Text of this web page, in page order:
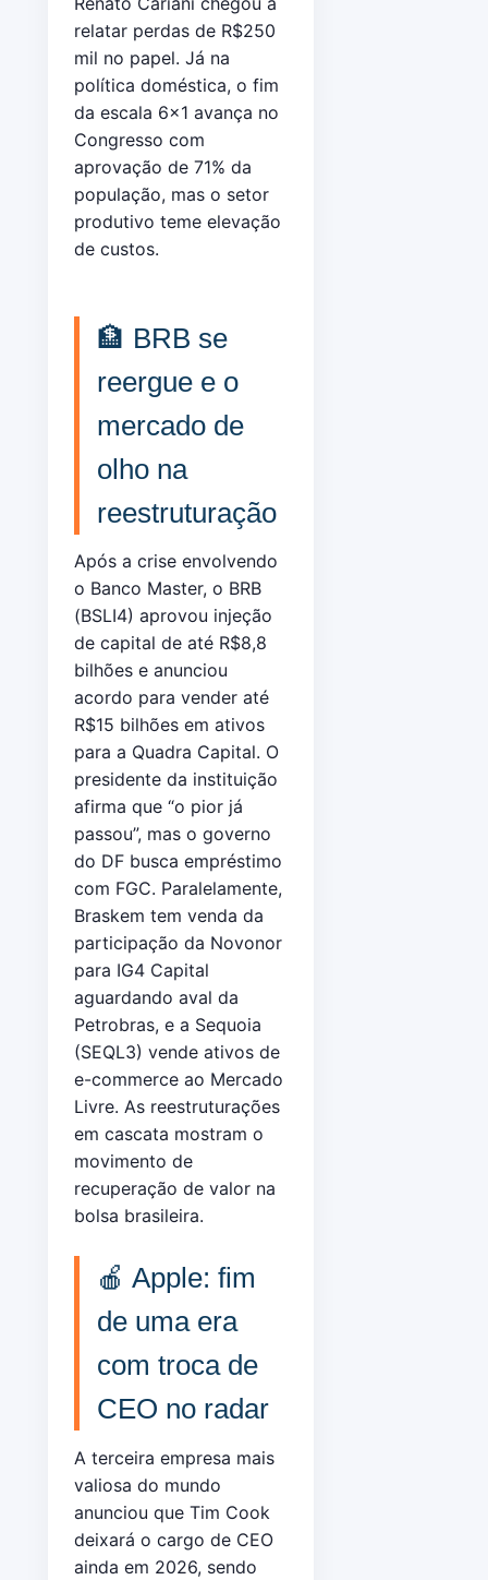
relatar perdas de R$250
mil no papel. Já na
política doméstica, o fim
da escala 6×1 avança no
Congresso com
aprovação de 71% da
população, mas o setor
produtivo teme elevação
de custos.
🏦 BRB se
reergue e o
mercado de
olho na
reestruturação
Após a crise envolvendo
o Banco Master, o BRB
(BSLI4) aprovou injeção
de capital de até R$8,8
bilhões e anunciou
acordo para vender até
R$15 bilhões em ativos
para a Quadra Capital. O
presidente da instituição
afirma que “o pior já
passou”, mas o governo
do DF busca empréstimo
com FGC. Paralelamente,
Braskem tem venda da
participação da Novonor
para IG4 Capital
aguardando aval da
Petrobras, e a Sequoia
(SEQL3) vende ativos de
e-commerce ao Mercado
Livre. As reestruturações
em cascata mostram o
movimento de
recuperação de valor na
bolsa brasileira.
🍎 Apple: fim
de uma era
com troca de
CEO no radar
A terceira empresa mais
valiosa do mundo
anunciou que Tim Cook
deixará o cargo de CEO
ainda em 2026, sendo